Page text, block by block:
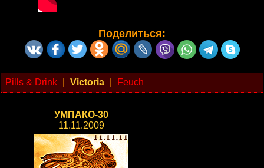
Поделиться:
Pills & Drink Victoria Feuch
УМПАКО-30
11.11.2009